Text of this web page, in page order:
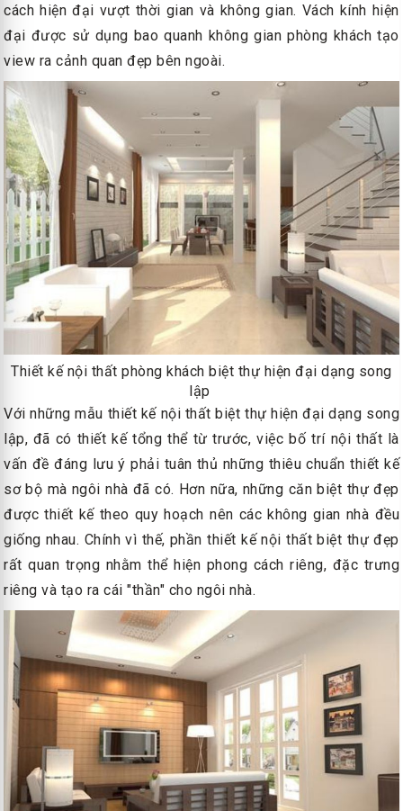
cách hiện đại vượt thời gian và không gian. Vách kính hiện
đại được sử dụng bao quanh không gian phòng khách tạo
view ra cảnh quan đẹp bên ngoài.
Thiết kế nội thất phòng khách biệt thự hiện đại dạng song
lập
Với những mẫu thiết kế nội thất biệt thự hiện đại dạng song
lập, đã có thiết kế tổng thể từ trước, việc bố trí nội thất là
vấn đề đáng lưu ý phải tuân thủ những thiêu chuẩn thiết kế
sơ bộ mà ngôi nhà đã có. Hơn nữa, những căn biệt thự đẹp
được thiết kế theo quy hoạch nên các không gian nhà đều
giống nhau. Chính vì thế, phần thiết kế nội thất biệt thự đẹp
rất quan trọng nhằm thể hiện phong cách riêng, đặc trưng
riêng và tạo ra cái "thần" cho ngôi nhà.